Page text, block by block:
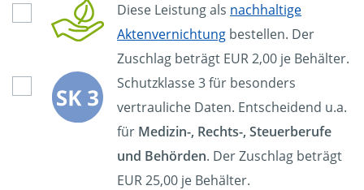
Diese Leistung als nachhaltige
Aktenvernichtung bestellen. Der
Zuschlag beträgt EUR 2,00 je Behälter.
Schutzklasse 3 für besonders
vertrauliche Daten. Entscheidend u.a.
für Medizin-, Rechts-, Steuerberufe
und Behörden. Der Zuschlag beträgt
EUR 25,00 je Behälter.